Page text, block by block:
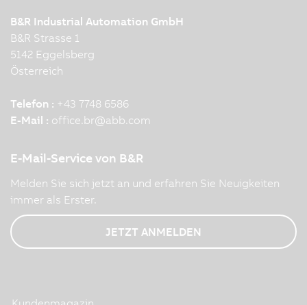
B&R Industrial Automation GmbH
B&R Strasse 1
5142 Eggelsberg
Österreich
Telefon : +43 7748 6586
E-Mail : office.br@abb.com
E-Mail-Service von B&R
Melden Sie sich jetzt an und erfahren Sie Neuigkeiten
immer als Erster.
JETZT ANMELDEN